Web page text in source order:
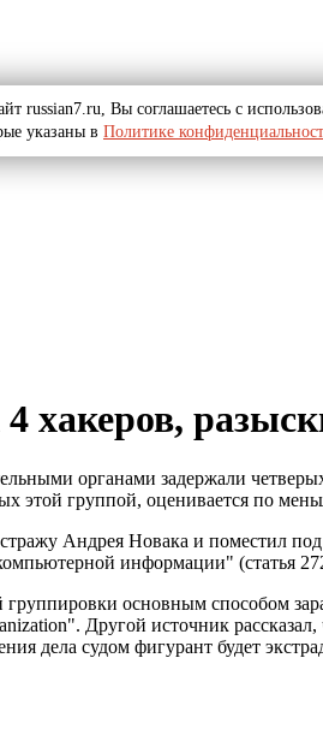
хакеров,
органами задержали
группой, оценивается по
Андрея Новака и поместил
информации" (статья
группировки основным способом
Другой источник
дела судом фигурант будет
russian7.ru, Вы соглашаетесь с
указаны в Политике